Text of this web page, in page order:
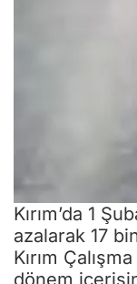
Kırım’da 1
azalarak 17
Kırım
dönem